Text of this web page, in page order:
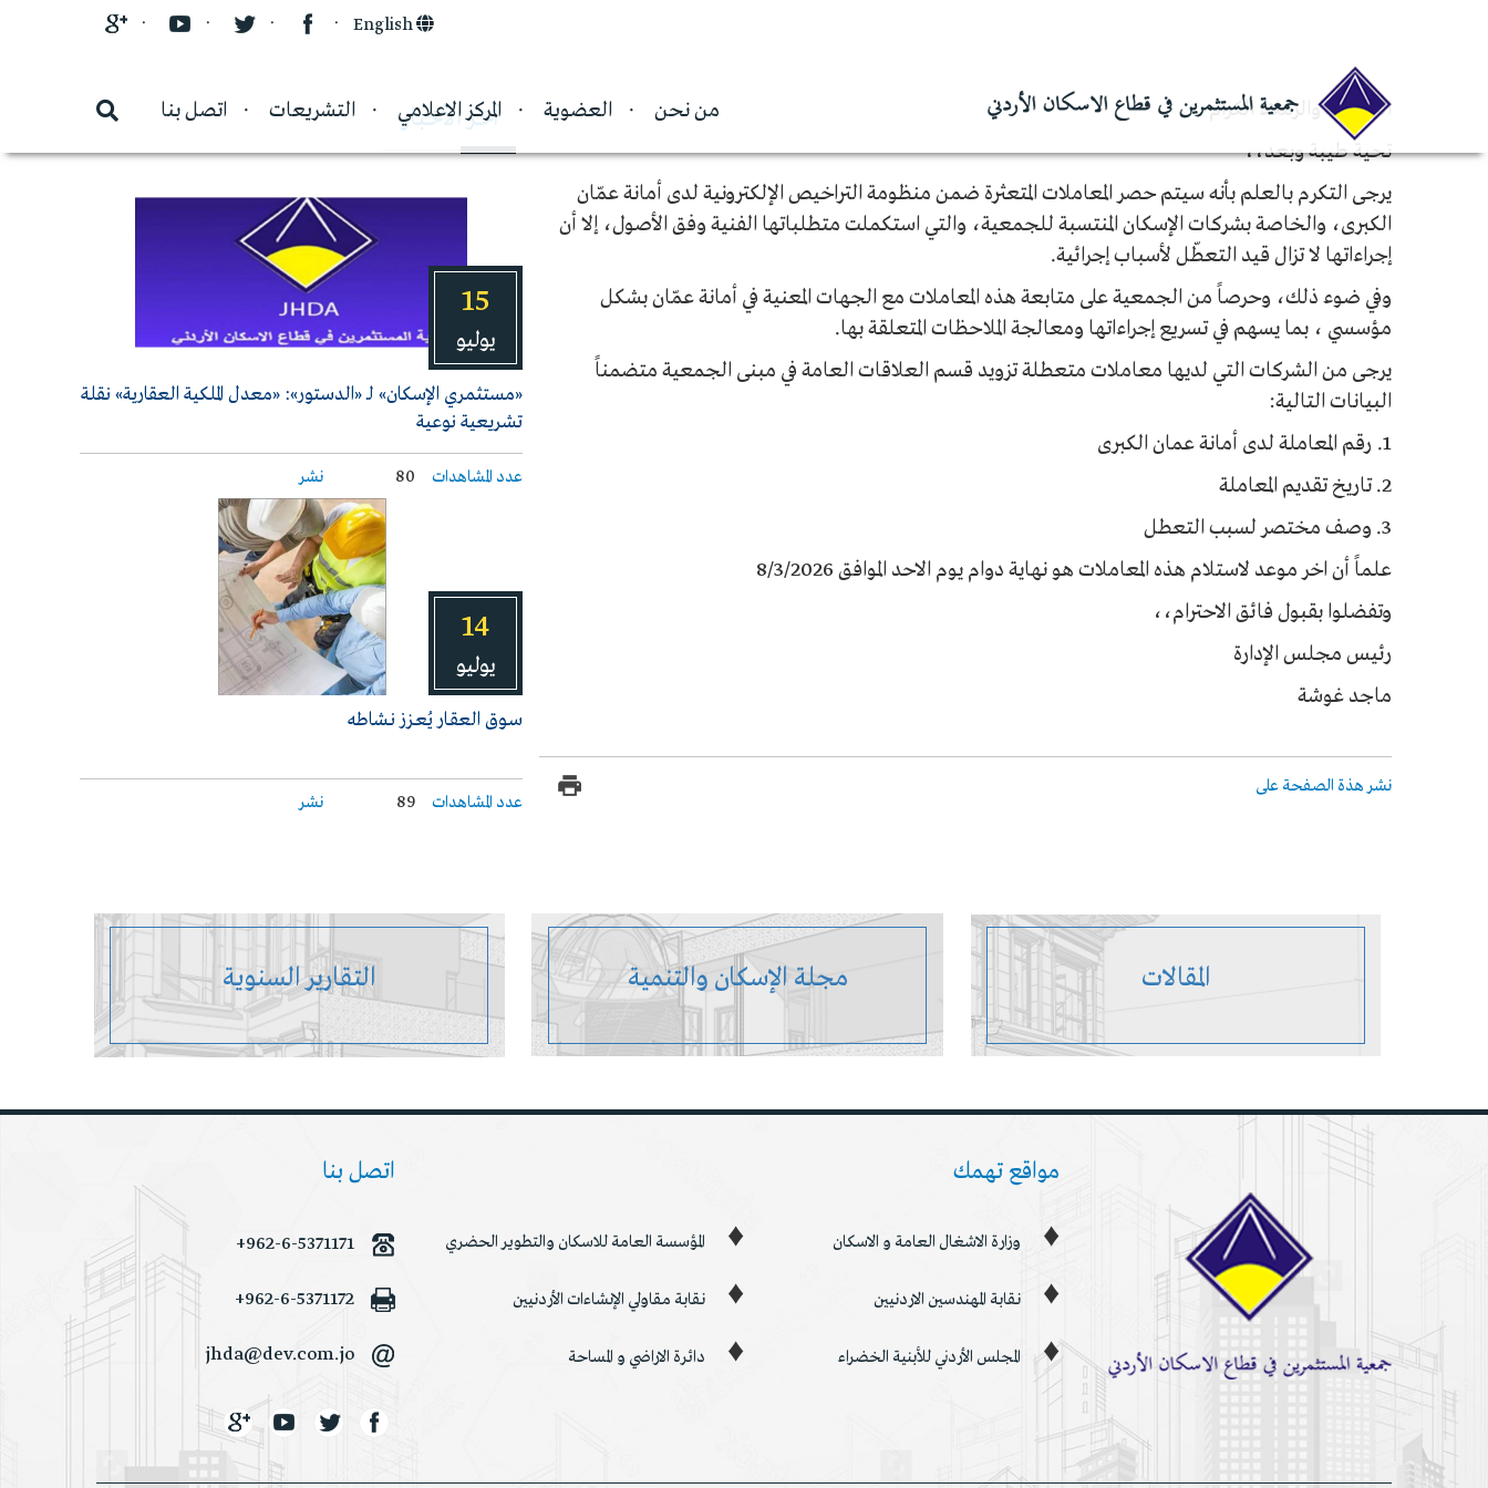
من نحن العضوية المركز الاعلامي التشريعات اتصل بنا
الزميلات والزملاء الكرام
تحية طيبة وبعد،،
يرجى التكرم بالعلم بأنه سيتم حصر المعاملات المتعثرة ضمن منظومة التراخيص الإلكترونية لدى أمانة عمّان
الكبرى، والخاصة بشركات الإسكان المنتسبة للجمعية، والتي استكملت متطلباتها الفنية وفق الأصول، إلا أن
إجراءاتها لا تزال قيد التعطّل لأسباب إجرائية.
وفي ضوء ذلك، وحرصاً من الجمعية على متابعة هذه المعاملات مع الجهات المعنية في أمانة عمّان بشكل
مؤسسي ، بما يسهم في تسريع إجراءاتها ومعالجة الملاحظات المتعلقة بها.
يرجى من الشركات التي لديها معاملات متعطلة تزويد قسم العلاقات العامة في مبنى الجمعية متضمناً
البيانات التالية:
1. رقم المعاملة لدى أمانة عمان الكبرى
2. تاريخ تقديم المعاملة
3. وصف مختصر لسبب التعطل
علماً أن اخر موعد لاستلام هذه المعاملات هو نهاية دوام يوم الاحد الموافق 8/3/2026
وتفضلوا بقبول فائق الاحترام،،
رئيس مجلس الإدارة
ماجد غوشة
نشر هذة الصفحة على
آخر الأخبار
15
يوليو
«مستثمري الإسكان» لـ «الدستور»: «معدل الملكية العقارية» نقلة
تشريعية نوعية
نشر عدد المشاهدات 80
14
يوليو
سـوق العقـار يُعـزز نـشاطه
نشر عدد المشاهدات 89
التقارير السنوية مجلة الإسكان والتنمية المقالات
مواقع تهمك
وزارة الاشغال العامة و الاسكان المؤسسة العامة للاسكان والتطوير الحضري
نقابة المهندسين الاردنيين نقابة مقاولي الإنشاءات الأردنيين
المجلس الأردني للأبنية الخضراء دائرة الاراضي و المساحة
اتصل بنا
+962-6-5371171
+962-6-5371172
jhda@dev.com.jo